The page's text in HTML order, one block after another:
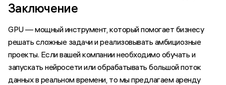
Заключение
GPU — мощный инструмент, который помогает бизнесу
решать сложные задачи и реализовывать амбициозные
проекты. Если вашей компании необходимо обучать и
запускать нейросети или обрабатывать большой поток
данных в реальном времени, то мы предлагаем аренду